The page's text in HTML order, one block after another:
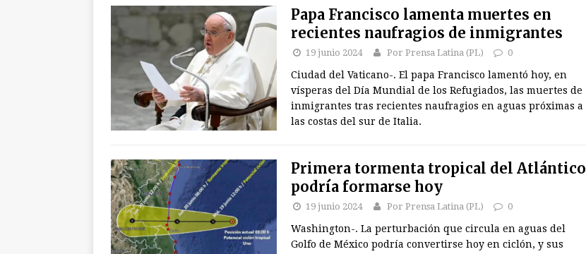
Papa Francisco lamenta muertes en
recientes naufragios de inmigrantes
19 junio 2024 Por Prensa Latina (PL) 0
Ciudad del Vaticano-. El papa Francisco lamentó hoy, en
vísperas del Día Mundial de los Refugiados, las muertes de
inmigrantes tras recientes naufragios en aguas próximas a
las costas del sur de Italia.
Primera tormenta tropical del Atlántico
podría formarse hoy
19 junio 2024 Por Prensa Latina (PL) 0
Washington-. La perturbación que circula en aguas del
Golfo de México podría convertirse hoy en ciclón, y sus